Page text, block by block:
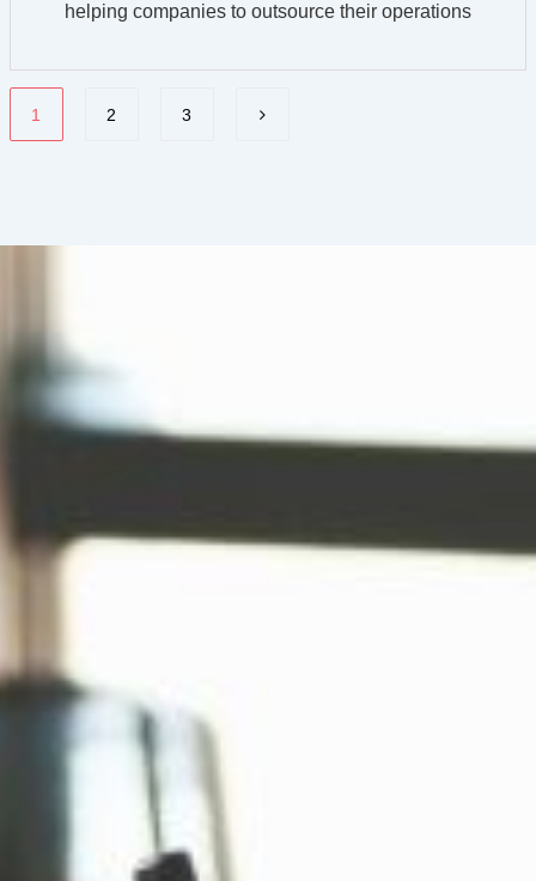
helping companies to outsource their operations
1 2 3